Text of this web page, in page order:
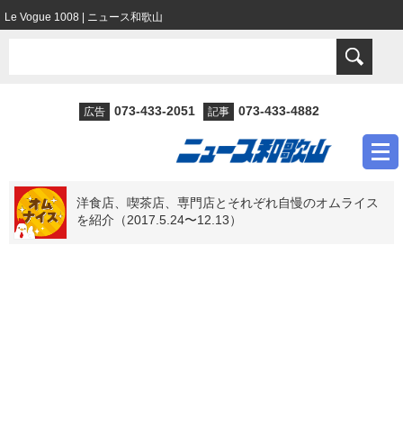
Le Vogue 1008 | ニュース和歌山
広告 073-433-2051 記事 073-433-4882
洋食店、喫茶店、専門店とそれぞれ自慢のオムライス
を紹介（2017.5.24〜12.13）